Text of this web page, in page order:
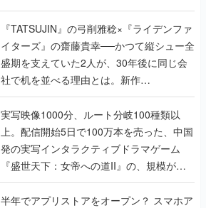
で作り込まれた理由を両ディレクターに聞
く
『TATSUJIN』の弓削雅稔×『ライデンファ
イターズ』の齋藤貴幸──かつて縦シュー全
盛期を支えていた2人が、30年後に同じ会
社で机を並べる理由とは。新作
『TATSUJIN EXTREME』で初タッグを組
んだレジェンド2人に訊く開発秘話
実写映像1000分、ルート分岐100種類以
上。配信開始5日で100万本を売った、中国
発の実写インタラクティブドラマゲーム
『盛世天下：女帝への道II』の、規模が違
うこだわりをプロデューサーに聞いた
半年でアプリストアをオープン？ スマホア